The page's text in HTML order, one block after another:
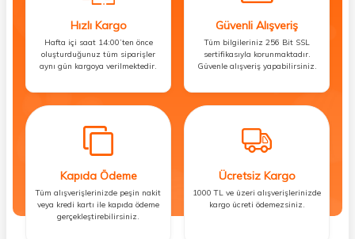
Hızlı Kargo
Hafta içi saat 14:00’ten önce
oluşturduğunuz tüm siparişler
aynı gün kargoya verilmektedir.
Güvenli Alışveriş
Tüm bilgileriniz 256 Bit SSL
sertifikasıyla korunmaktadır.
Güvenle alışveriş yapabilirsiniz.
Kapıda Ödeme
Tüm alışverişlerinizde peşin nakit
veya kredi kartı ile kapıda ödeme
gerçekleştirebilirsiniz.
Ücretsiz Kargo
1000 TL ve üzeri alışverişlerinizde
kargo ücreti ödemezsiniz.